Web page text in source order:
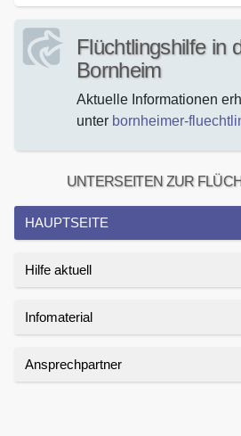
Flüchtlingshilfe in
Bornheim
Aktuelle Informationen
unter bornheimer-
UNTERSEITEN ZUR
HAUPTSEITE
Hilfe aktuell
Infomaterial
Ansprechpartner